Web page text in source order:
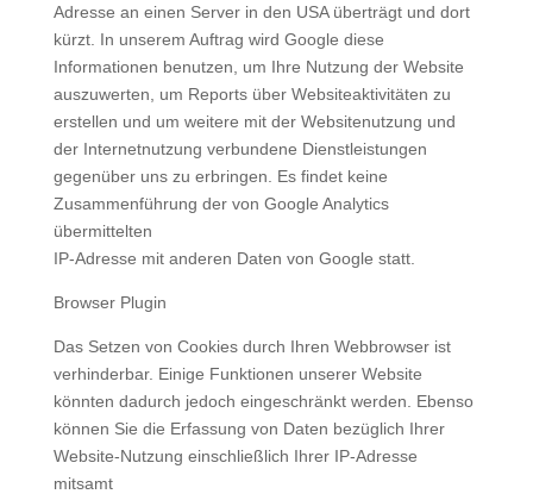
Adresse an einen Server in den USA überträgt und dort
kürzt. In unserem Auftrag wird Google diese
Informationen benutzen, um Ihre Nutzung der Website
auszuwerten, um Reports über Websiteaktivitäten zu
erstellen und um weitere mit der Websitenutzung und
der Internetnutzung verbundene Dienstleistungen
gegenüber uns zu erbringen. Es findet keine
Zusammenführung der von Google Analytics
übermittelten
IP-Adresse mit anderen Daten von Google statt.
Browser Plugin
Das Setzen von Cookies durch Ihren Webbrowser ist
verhinderbar. Einige Funktionen unserer Website
könnten dadurch jedoch eingeschränkt werden. Ebenso
können Sie die Erfassung von Daten bezüglich Ihrer
Website-Nutzung einschließlich Ihrer IP-Adresse
mitsamt